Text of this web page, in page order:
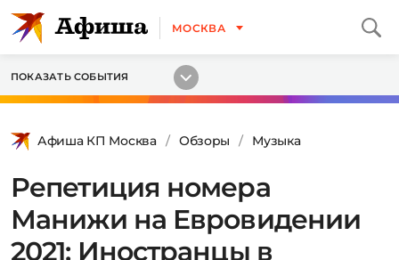
МОСКВА
ПОКАЗАТЬ СОБЫТИЯ
Афиша КП Москва Обзоры Музыка
Репетиция номера
Манижи на Евровидении
2021: Иностранцы в